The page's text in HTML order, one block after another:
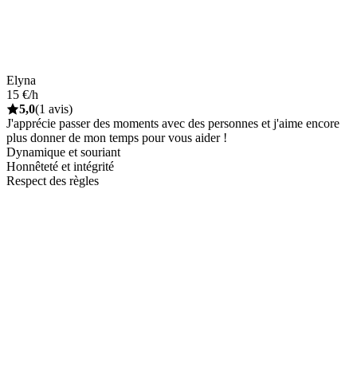
Elyna
15 €/h
5,0(1 avis)
J'apprécie passer des moments avec des personnes et j'aime encore
plus donner de mon temps pour vous aider !
Dynamique et souriant
Honnêteté et intégrité
Respect des règles